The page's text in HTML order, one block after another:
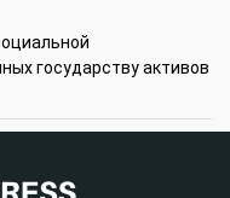
государству активов